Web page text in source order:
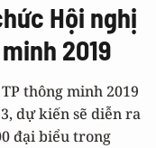
Hội nghị
2019
thông minh 2019
dự kiến sẽ diễn ra
đại biểu trong